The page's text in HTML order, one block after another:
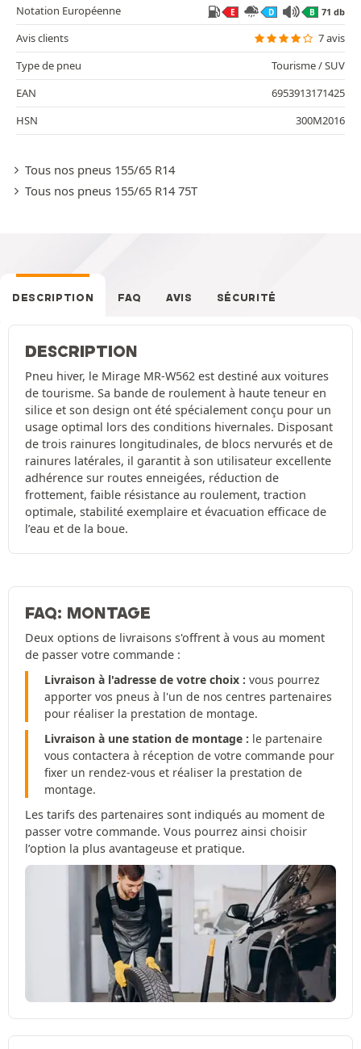
Notation Européenne
E D B 71 db
Avis clients
7 avis
Type de pneu
Tourisme / SUV
EAN
6953913171425
HSN
300M2016
Tous nos pneus 155/65 R14
Tous nos pneus 155/65 R14 75T
DESCRIPTION FAQ AVIS SÉCURITÉ
DESCRIPTION
Pneu hiver, le Mirage MR-W562 est destiné aux voitures
de tourisme. Sa bande de roulement à haute teneur en
silice et son design ont été spécialement conçu pour un
usage optimal lors des conditions hivernales. Disposant
de trois rainures longitudinales, de blocs nervurés et de
rainures latérales, il garantit à son utilisateur excellente
adhérence sur routes enneigées, réduction de
frottement, faible résistance au roulement, traction
optimale, stabilité exemplaire et évacuation efficace de
l’eau et de la boue.
FAQ: MONTAGE
Deux options de livraisons s'offrent à vous au moment
de passer votre commande :
Livraison à l'adresse de votre choix : vous pourrez
apporter vos pneus à l'un de nos centres partenaires
pour réaliser la prestation de montage.
Livraison à une station de montage : le partenaire
vous contactera à réception de votre commande pour
fixer un rendez-vous et réaliser la prestation de
montage.
Les tarifs des partenaires sont indiqués au moment de
passer votre commande. Vous pourrez ainsi choisir
l’option la plus avantageuse et pratique.